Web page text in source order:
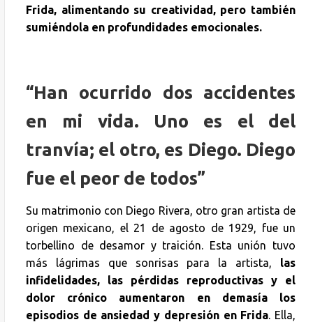
Frida, alimentando su creatividad, pero también
sumiéndola en profundidades emocionales.
“Han ocurrido dos accidentes
en mi vida. Uno es el del
tranvía; el otro, es Diego. Diego
fue el peor de todos”
Su matrimonio con Diego Rivera, otro gran artista de
origen mexicano, el 21 de agosto de 1929, fue un
torbellino de desamor y traición. Esta unión tuvo
más lágrimas que sonrisas para la artista, las
infidelidades, las pérdidas reproductivas y el
dolor crónico aumentaron en demasía los
episodios de ansiedad y depresión en Frida . Ella,